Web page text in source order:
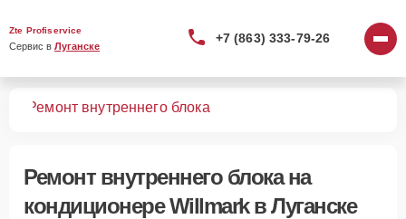
Zte Profiservice
Сервис в Луганске
+7 (863) 333-79-26
Ремонт внутреннего блока
Ремонт внутреннего блокана
кондиционере Willmark в Луганске